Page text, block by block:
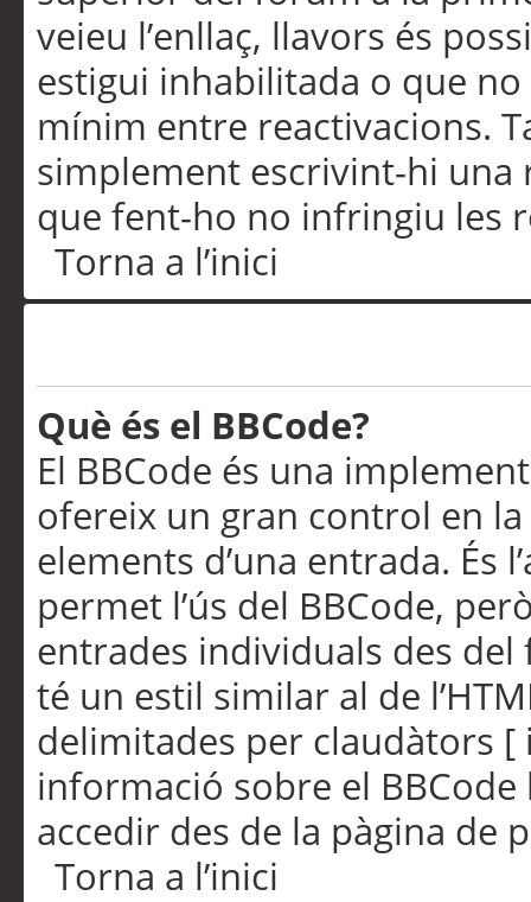
veieu l’enllaç, llavors és
estigui inhabilitada o que
mínim entre reactivacions.
simplement escrivint-hi una
que fent-ho no infringiu les
Torna a l’inici
Què és el BBCode?
El BBCode és una
ofereix un gran control en
elements d’una entrada. És
permet l’ús del BBCode,
entrades individuals des
té un estil similar al de
delimitades per claudàtors [
informació sobre el
accedir des de la pàgina de
Torna a l’inici